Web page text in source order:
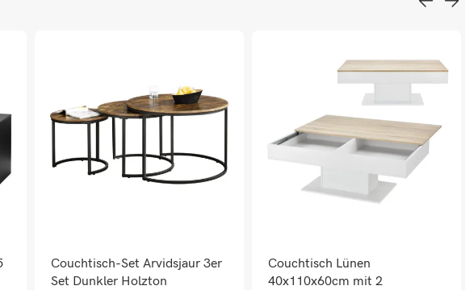
Couchtisch-Set Arvidsjaur 3er
Set Dunkler Holzton
Couchtisch Lünen
40x110x60cm mit 2